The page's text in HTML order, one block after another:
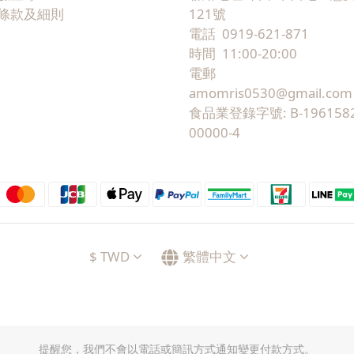
款及細則
121號
電話 0919-621-871
時間 11:00-20:00
電郵
amomris0530@gmail.com
食品業登錄字號: B-
00000-4
$ TWD 繁體中文
提醒您，我們不會以電話或簡訊方式通知變更付款方式。